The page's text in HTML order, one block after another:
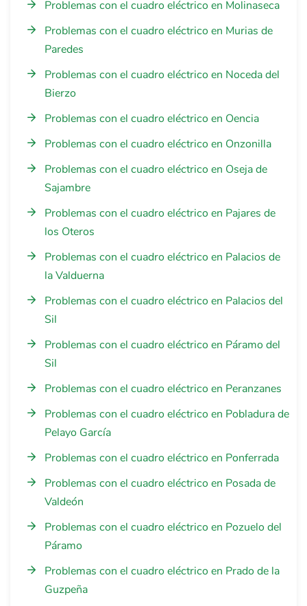
Problemas con el cuadro eléctrico en Molinaseca
Problemas con el cuadro eléctrico en Murias de
Paredes
Problemas con el cuadro eléctrico en Noceda del
Bierzo
Problemas con el cuadro eléctrico en Oencia
Problemas con el cuadro eléctrico en Onzonilla
Problemas con el cuadro eléctrico en Oseja de
Sajambre
Problemas con el cuadro eléctrico en Pajares de
los Oteros
Problemas con el cuadro eléctrico en Palacios de
la Valduerna
Problemas con el cuadro eléctrico en Palacios del
Sil
Problemas con el cuadro eléctrico en Páramo del
Sil
Problemas con el cuadro eléctrico en Peranzanes
Problemas con el cuadro eléctrico en Pobladura de
Pelayo García
Problemas con el cuadro eléctrico en Ponferrada
Problemas con el cuadro eléctrico en Posada de
Valdeón
Problemas con el cuadro eléctrico en Pozuelo del
Páramo
Problemas con el cuadro eléctrico en Prado de la
Guzpeña